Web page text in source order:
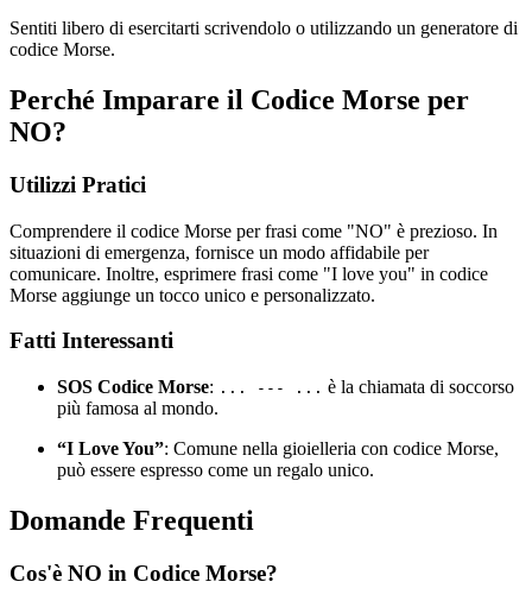
Sentiti libero di esercitarti scrivendolo o utilizzando un generatore di
codice Morse.
Perché Imparare il Codice Morse per
NO?
Utilizzi Pratici
Comprendere il codice Morse per frasi come "NO" è prezioso. In
situazioni di emergenza, fornisce un modo affidabile per
comunicare. Inoltre, esprimere frasi come "I love you" in codice
Morse aggiunge un tocco unico e personalizzato.
Fatti Interessanti
SOS Codice Morse: ... --- ... è la chiamata di soccorso
più famosa al mondo.
“I Love You”: Comune nella gioielleria con codice Morse,
può essere espresso come un regalo unico.
Domande Frequenti
Cos'è NO in Codice Morse?